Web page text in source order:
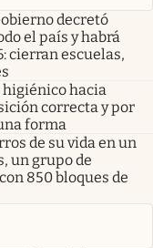
decretó
el país y habrá
cierran escuelas,
higiénico hacia
correcta y por
forma
de su vida en un
un grupo de
850 bloques de